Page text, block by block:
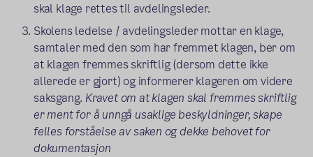
skal klage rettes til avdelingsleder.
Skolens ledelse / avdelingsleder mottar en klage,
samtaler med den som har fremmet klagen, ber om
at klagen fremmes skriftlig (dersom dette ikke
allerede er gjort) og informerer klageren om videre
saksgang. Kravet om at klagen skal fremmes skriftlig
er ment for å unngå usaklige beskyldninger, skape
felles forståelse av saken og dekke behovet for
dokumentasjon